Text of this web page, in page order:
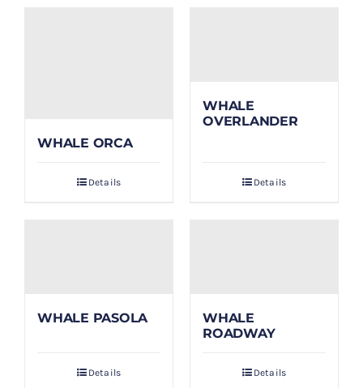
WHALE ORCA
Details
WHALE
OVERLANDER
Details
WHALE PASOLA
Details
WHALE
ROADWAY
Details